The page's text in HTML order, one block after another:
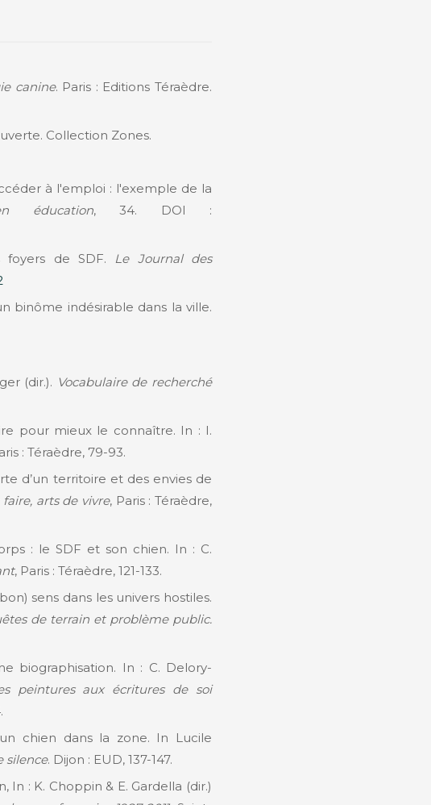
canine. Paris : Editions Téraèdre.
Collection Zones.
à l'emploi : l'exemple de la
éducation, 34. DOI :
foyers de SDF. Le Journal des
binôme indésirable dans la ville.
(dir.). Vocabulaire de recherché
pour mieux le connaître. In : I.
: Téraèdre, 79-93.
d’un territoire et des envies de
arts de vivre, Paris : Téraèdre,
: le SDF et son chien. In : C.
, Paris : Téraèdre, 121-133.
sens dans les univers hostiles.
de terrain et problème public.
biographisation. In : C. Delory-
peintures aux écritures de soi
chien dans la zone. In Lucile
silence. Dijon : EUD, 137-147.
In : K. Choppin & E. Gardella (dir.)